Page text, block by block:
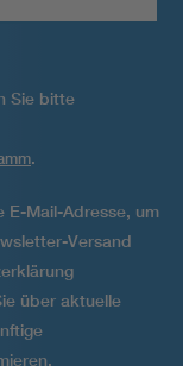
Sie bitte
.
E-Mail-Adresse, um
Versand
über aktuelle